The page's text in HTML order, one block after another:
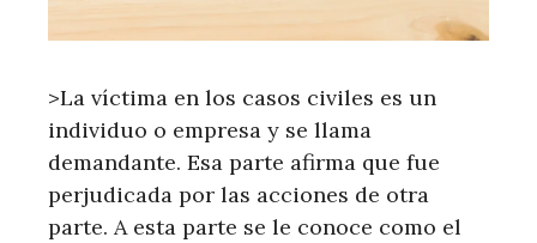
>La víctima en los casos civiles es un
individuo o empresa y se llama
demandante. Esa parte afirma que fue
perjudicada por las acciones de otra
parte. A esta parte se le conoce como el